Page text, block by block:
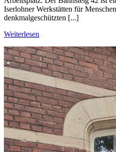
Iserlohner Werkstätten für
denkmalgeschützten [...]
Weiterlesen